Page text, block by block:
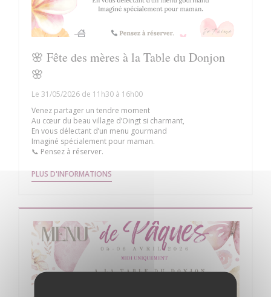
Le 31/05/2026 de 11h30 à 16h00
🌸 Fête des mères à la Table du Donjon
🌸
Venez partager un tendre moment
Au cœur du beau village d’Oingt si charmant,
En vous délectant d’un menu gourmand
Imaginé spécialement pour maman.
📞 Pensez à réserver.
PLUS D'INFORMATIONS((OUVRE UNE NOUVELLE FENÊTRE))